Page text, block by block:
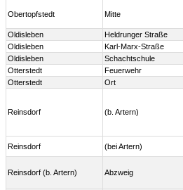
Obertopfstedt Mitte
Oldisleben Heldrunger Straße
Oldisleben
Karl-Marx-Straße
Oldisleben
Schachtschule
Otterstedt
Feuerwehr
Otterstedt
Ort
Reinsdorf (b. Artern)
Reinsdorf
(bei Artern)
Reinsdorf (b. Artern) Abzweig